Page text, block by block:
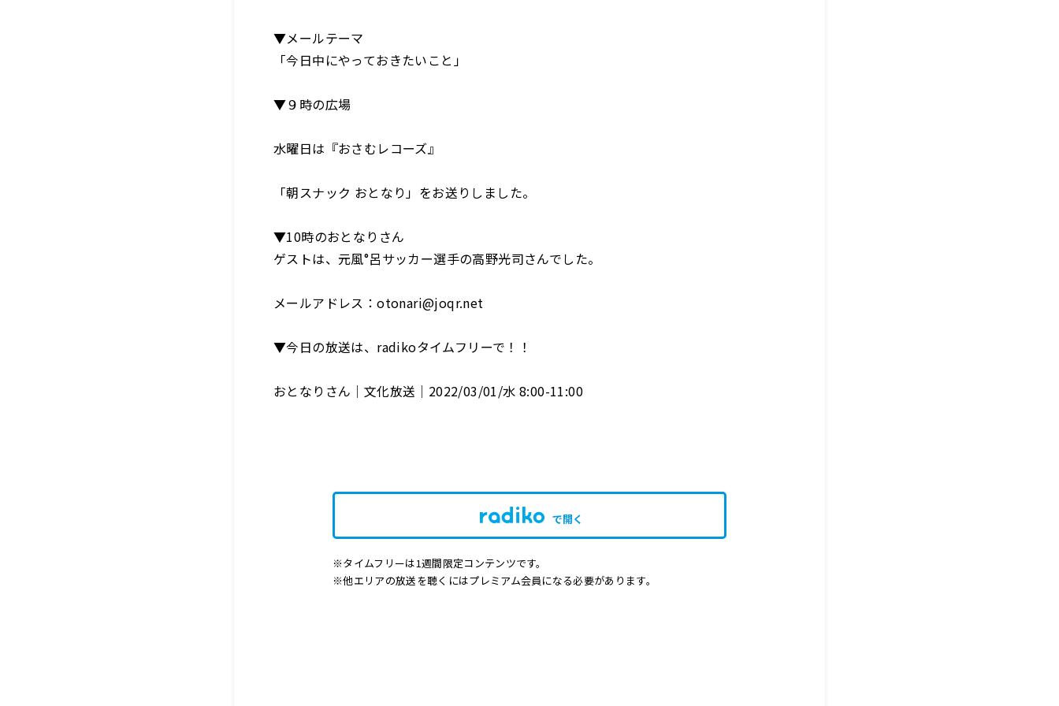
▼メールテーマ
「今日中にやっておきたいこと」
▼９時の広場
水曜日は『おさむレコーズ』
「朝スナック おとなり」をお送りしました。
▼10時のおとなりさん
ゲストは、元風°呂サッカー選手の高野光司さんでした。
メールアドレス：otonari@joqr.net
▼今日の放送は、radikoタイムフリーで！！
おとなりさん│文化放送│2022/03/01/水 8:00-11:00
で開く
※タイムフリーは1週間限定コンテンツです。
※他エリアの放送を聴くにはプレミアム会員になる必要があります。